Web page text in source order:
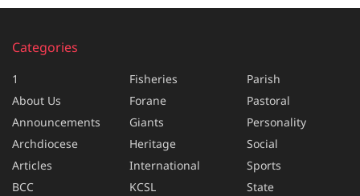
Categories
1
About Us
Announcements
Archdiocese
Articles
BCC
Fisheries
Forane
Giants
Heritage
International
KCSL
Parish
Pastoral
Personality
Social
Sports
State